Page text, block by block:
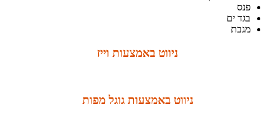
פנס
בגד ים
מגבת
ניווט באמצעות וייז
ניווט באמצעות גוגל מפות